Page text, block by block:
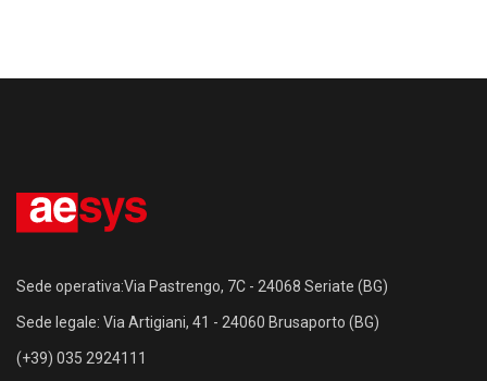
Sede operativa:Via Pastrengo, 7C - 24068 Seriate (BG)
Sede legale: Via Artigiani, 41 - 24060 Brusaporto (BG)
(+39) 035 2924111